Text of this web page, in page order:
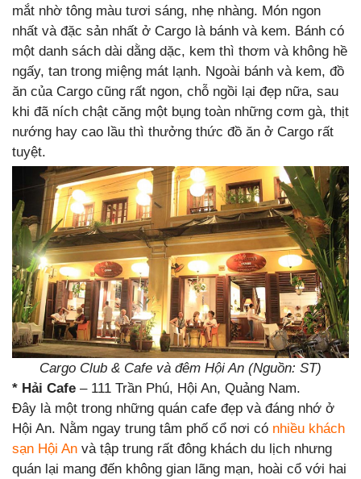
mắt nhờ tông màu tươi sáng, nhẹ nhàng. Món ngon
nhất và đặc sản nhất ở Cargo là bánh và kem. Bánh có
một danh sách dài dằng dặc, kem thì thơm và không hề
ngấy, tan trong miệng mát lạnh. Ngoài bánh và kem, đồ
ăn của Cargo cũng rất ngon, chỗ ngồi lại đẹp nữa, sau
khi đã ních chật căng một bụng toàn những cơm gà, thịt
nướng hay cao lầu thì thưởng thức đồ ăn ở Cargo rất
tuyệt.
Cargo Club & Cafe và đêm Hội An (Nguồn: ST)
* Hải Cafe – 111 Trần Phú, Hội An, Quảng Nam.
Đây là một trong những quán cafe đẹp và đáng nhớ ở
Hội An. Nằm ngay trung tâm phố cổ nơi có nhiều khách
sạn Hội An và tập trung rất đông khách du lịch nhưng
quán lại mang đến không gian lãng mạn, hoài cổ với hai